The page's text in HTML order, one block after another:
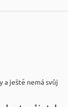
a ještě nemá svůj